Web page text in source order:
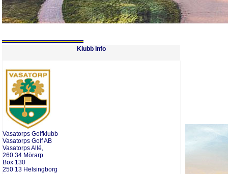
Klubb Info
Vasatorps Golfklubb
Vasatorps Golf AB
Vasatorps Allé,
260 34 Mörarp
Box 130
250 13 Helsingborg